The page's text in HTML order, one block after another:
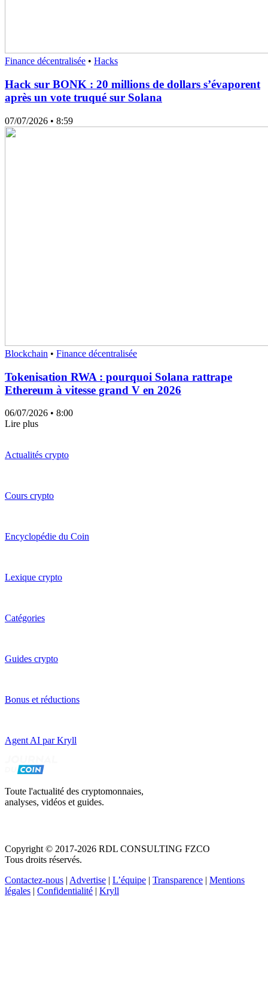
Finance décentralisée • Hacks
Hack sur BONK : 20 millions de dollars s’évaporent
après un vote truqué sur Solana
07/07/2026 • 8:59
Blockchain • Finance décentralisée
Tokenisation RWA : pourquoi Solana rattrape
Ethereum à vitesse grand V en 2026
06/07/2026 • 8:00
Lire plus
Actualités crypto
Cours crypto
Encyclopédie du Coin
Lexique crypto
Catégories
Guides crypto
Bonus et réductions
Agent AI par Kryll
Toute l'actualité des cryptomonnaies,
analyses, vidéos et guides.
Copyright © 2017-2026 RDL CONSULTING FZCO
Tous droits réservés.
Contactez-nous | Advertise | L’équipe | Transparence | Mentions
légales | Confidentialité | Kryll